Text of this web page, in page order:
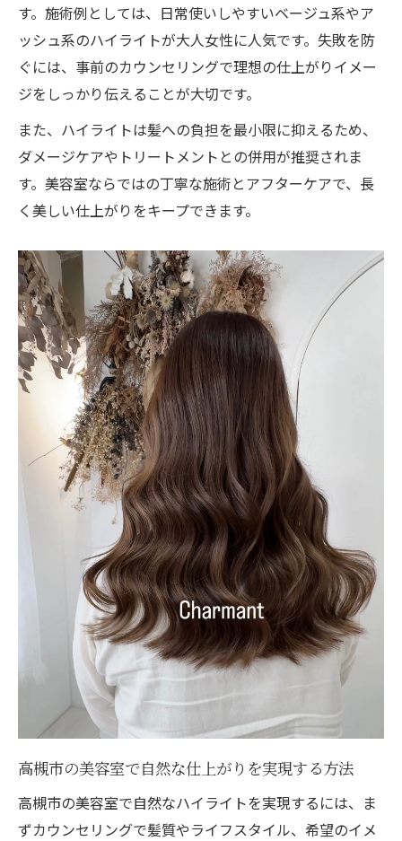
す。施術例としては、日常使いしやすいベージュ系やア
ッシュ系のハイライトが大人女性に人気です。失敗を防
ぐには、事前のカウンセリングで理想の仕上がりイメー
ジをしっかり伝えることが大切です。
また、ハイライトは髪への負担を最小限に抑えるため、
ダメージケアやトリートメントとの併用が推奨されま
す。美容室ならではの丁寧な施術とアフターケアで、長
く美しい仕上がりをキープできます。
高槻市の美容室で自然な仕上がりを実現する方法
高槻市の美容室で自然なハイライトを実現するには、ま
ずカウンセリングで髪質やライフスタイル、希望のイメ